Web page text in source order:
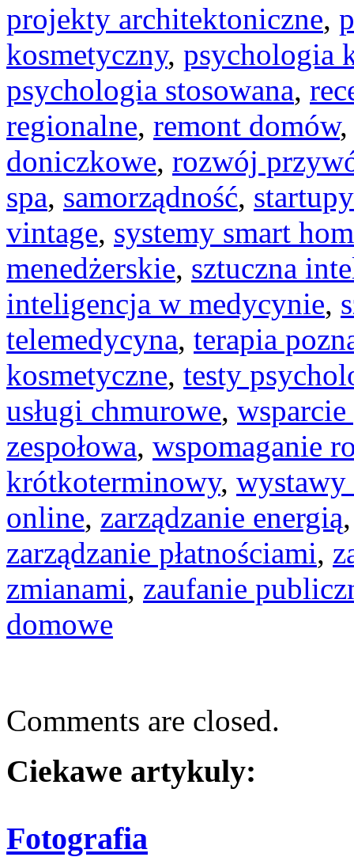
projekty architektoniczne,
kosmetyczny, psychologia
psychologia stosowana,
regionalne, remont domów
doniczkowe, rozwój
spa, samorządność,
vintage, systemy smart
menedżerskie, sztuczna
inteligencja w medycynie,
telemedycyna, terapia
kosmetyczne, testy
usługi chmurowe,
zespołowa, wspomaganie
krótkoterminowy, wystawy
online, zarządzanie energią
zarządzanie płatnościami,
zmianami, zaufanie
domowe
Comments are closed.
Ciekawe artykuly:
Fotografia